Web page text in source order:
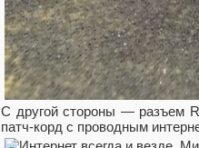
С другой стороны — разъем
патч-корд с проводным